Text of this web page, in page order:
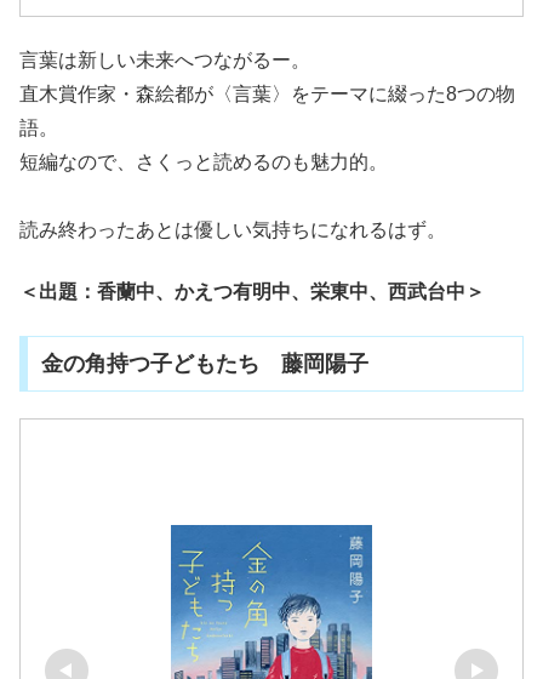
言葉は新しい未来へつながるー。
直木賞作家・森絵都が〈言葉〉をテーマに綴った8つの物
語。
短編なので、さくっと読めるのも魅力的。
読み終わったあとは優しい気持ちになれるはず。
＜出題：香蘭中、かえつ有明中、栄東中、西武台中＞
金の角持つ子どもたち 藤岡陽子